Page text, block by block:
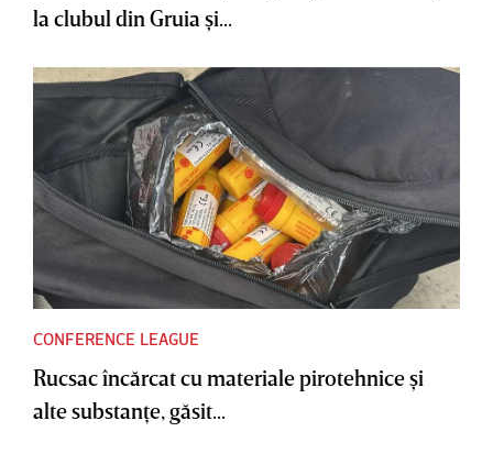
la clubul din Gruia şi...
CONFERENCE LEAGUE
Rucsac încărcat cu materiale pirotehnice şi
alte substanţe, găsit...